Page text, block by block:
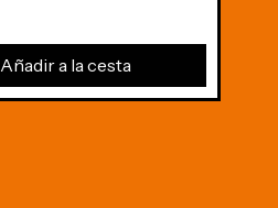
Añadir a la cesta